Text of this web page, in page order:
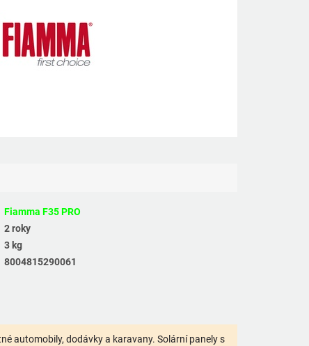
Fiamma F35 PRO
2 roky
3 kg
8004815290061
automobily, dodávky a karavany. Solární panely s